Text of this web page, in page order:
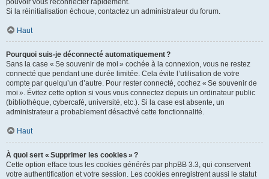
pouvoir vous reconnecter rapidement.
Si la réinitialisation échoue, contactez un administrateur du forum.
Haut
Pourquoi suis-je déconnecté automatiquement ?
Sans la case « Se souvenir de moi » cochée à la connexion, vous ne restez
connecté que pendant une durée limitée. Cela évite l’utilisation de votre
compte par quelqu’un d’autre. Pour rester connecté, cochez « Se souvenir de
moi ». Évitez cette option si vous vous connectez depuis un ordinateur public
(bibliothèque, cybercafé, université, etc.). Si la case est absente, un
administrateur a probablement désactivé cette fonctionnalité.
Haut
À quoi sert « Supprimer les cookies » ?
Cette option efface tous les cookies générés par phpBB 3.3, qui conservent
votre authentification et votre session. Les cookies enregistrent aussi le statut